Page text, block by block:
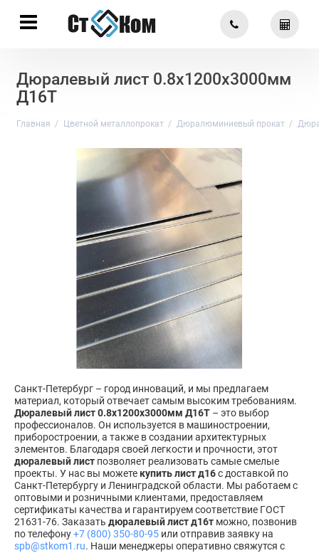
Дюралевый лист 0.8х1200х3000мм
Д16Т
Главная Цветной металлопрокат Дюралюминиевый прокат
Санкт-Петербург – город инноваций, и мы предлагаем
материал, который отвечает самым высоким требованиям.
Дюралевый лист 0.8х1200х3000мм Д16Т – это выбор
профессионалов. Он используется в машиностроении,
приборостроении, а также в создании архитектурных
элементов. Благодаря своей легкости и прочности, этот
дюралевый лист позволяет реализовать самые смелые
проекты. У нас вы можете купить лист д16с доставкой по
Санкт-Петербургу и Ленинградской области. Мы работаем с
оптовыми и розничными клиентами, предоставляем
сертификаты качества и гарантируем соответствие ГОСТ
21631-76. Заказать дюралевый лист д16т можно, позвонив
по телефону+7 (800) 350-80-95 или отправив заявку на
spb@stkom1.ru. Наши менеджеры оперативно свяжутся с